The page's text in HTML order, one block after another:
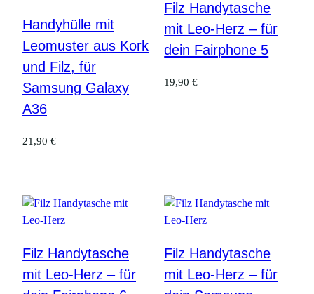
Handyhülle mit
Leomuster aus Kork
und Filz, für
Samsung Galaxy
A36
21,90 €
Filz Handytasche
mit Leo-Herz – für
dein Fairphone 5
19,90€
Filz Handytasche
mit Leo-Herz – für
Filz Handytasche
mit Leo-Herz – für